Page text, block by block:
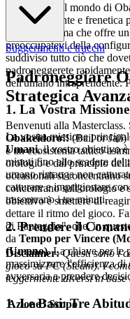
Benvenuti nel mondo di
un'emozionante e
da imparare ma che offre
preoccupatevi della
suddiviso tutto ciò che
padroneggerete
dell'umano intraprendente.
1. La Vostra
La vostra missione
Umani, il vostro obiettivo
minuti fino allo scadere del
umano rimanga non
catturare e imprigionare
trascorrano i tre minuti.
2. Prendere il
Disclaimer: Questi sono i
gioco su PC (Steam). I
leggermente diversi in
Azione / Scopo
Suggerimenti e trucchi
Padroneggiare
Strategica
Benvenuti alla Masterclass.
Obakeidoro!!(Bail or Jail)
è un ecosistema tattico
orologio e dal principio
occasionali si concentrano
concentrano sull'orologio e
obiettivo è smettere di
dettare il ritmo del gioco.
di Punteggio", che, in
da Tempo per Vincere
(Umano). La chiave per le
massimizzare l'efficienza di
avversaria a prendere
1. Le Basi: Tre